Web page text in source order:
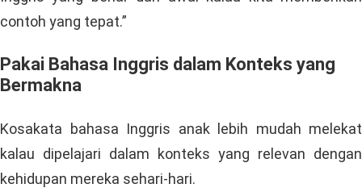
contoh yang tepat.”
Pakai Bahasa Inggris dalam Konteks yang
Bermakna
Kosakata bahasa Inggris anak lebih mudah melekat
kalau dipelajari dalam konteks yang relevan dengan
kehidupan mereka sehari-hari.